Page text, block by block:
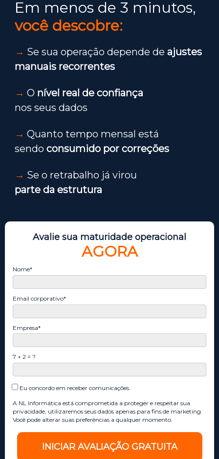
Em menos de 3 minutos,
você descobre:
→ Se sua operação depende de ajustes
manuais recorrentes
→ O nível real de confiança
nos seus dados
→ Quanto tempo mensal está
sendo consumido por correções
→ Se o retrabalho já virou
parte da estrutura
Avalie sua maturidade operacional
AGORA
Nome*
Email corporativo*
Empresa*
7 + 2 = ?
Eu concordo em receber comunicações.
A NL Informática está comprometida a proteger e respeitar sua
privacidade, utilizaremos seus dados apenas para fins de marketing.
Você pode alterar suas preferências a qualquer momento.
INICIAR AVALIAÇÃO GRATUITA